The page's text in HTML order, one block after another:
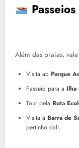
Além das praias,
Visita ao Parque
Passeio para a Ilha
Tour pela Rota
Visita à Barra de
pertinho dali.